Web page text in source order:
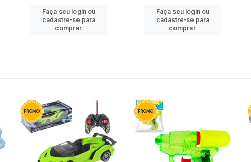
Faça seu login ou
cadastre-se para
comprar.
Faça seu login ou
cadastre-se para
comprar.